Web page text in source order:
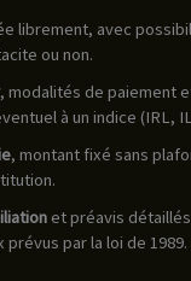
librement, avec
ou non.
, modalités de paiement
à un indice (IRL,
, montant fixé sans
et préavis
par la loi de 1989.